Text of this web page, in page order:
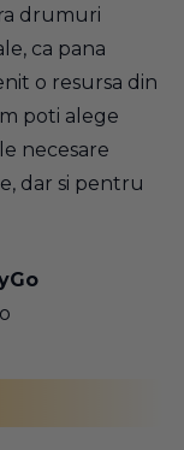
drumuri
ca pana
o resursa din
poti alege
necesare
dar si pentru